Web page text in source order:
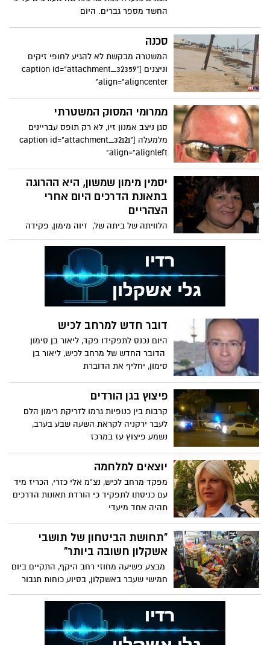
החשד מספר גברים. היום
סכנה
המשטרה מבקשת לא להגיע לחופי זיקים
וניצנים [caption id="attachment_32359"
align="aligncenter"
ממרומי המסוק המשטרתי
סגן ניצב אמנון זיו, לא רק תופס עבריינים
מלמעלה [caption id="attachment_32121"
align="alignleft"
יסמין מימון שמשון, היא ההרוגה
בתאונת הדרכים היום אחרי
הצהריים
הלוויתה של ביתה של, זיוה מימון, פקידה
בכירה בעיריית אשקלון, שנהרגה אחרי
הצהריים בתאונת הדרכים סמוך
דובר חדש למרחב לכיש
היום נכנס לתפקידו פקד, ליאור בן סימון
הדובר החדש של מרחב לכיש, ליאור בן
סימון, יחליף את הדוברת
פיצוץ בגן הורדים
קרבות בין כנופיות גרמו לזריקת רימון הלם
לעבר ירקניה לקראת השעה שבע בערב,
נשמע פיצוץ עז במרכז
יוצאים למלחמה
מפקד מרחב לכיש, נצ"מ אלי כזרי, הכריז מיד
עם כניסתו לתפקיד כי הורדת תאונות הדרכים
תהיה אחד מיעדי
"תחושת הביטחון של תושבי
אשקלון חשובה ביותר"
מבצע פשיעה מחוזי רחב היקף, התקיים ביום
חמישי שעבר באשקלון, בסיוע כוחות תגבור
מרחביים ומחוזיים.